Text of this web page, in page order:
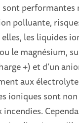
performantes
polluante,
les liquides
le magnésium,
+) et d’un
aux
ioniques sont